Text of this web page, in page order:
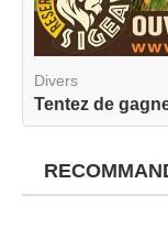
Divers
Tentez de